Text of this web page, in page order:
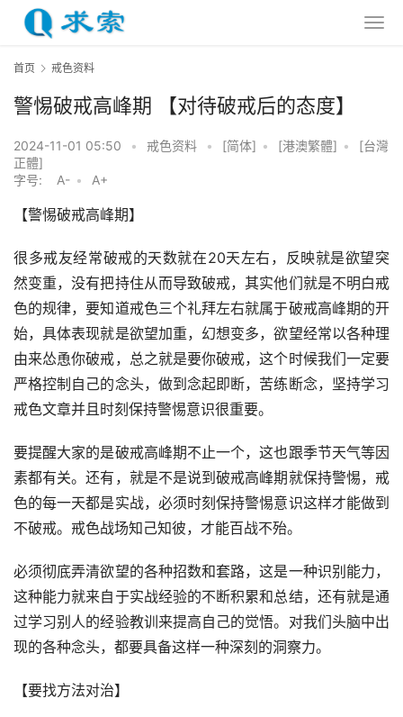
首页 戒色资料
警惕破戒高峰期 【对待破戒后的态度】
2024-11-01 05:50 • 戒色资料 • [简体] • [港澳繁體] •
[台灣
正體]
字号:
A- • A+
【警惕破戒高峰期】
很多戒友经常破戒的天数就在20天左右，反映就是欲望突
然变重，没有把持住从而导致破戒，其实他们就是不明白戒
色的规律，要知道戒色三个礼拜左右就属于破戒高峰期的开
始，具体表现就是欲望加重，幻想变多，欲望经常以各种理
由来怂恿你破戒，总之就是要你破戒，这个时候我们一定要
严格控制自己的念头，做到念起即断，苦练断念，坚持学习
戒色文章并且时刻保持警惕意识很重要。
要提醒大家的是破戒高峰期不止一个，这也跟季节天气等因
素都有关。还有，就是不是说到破戒高峰期就保持警惕，戒
色的每一天都是实战，必须时刻保持警惕意识这样才能做到
不破戒。戒色战场知己知彼，才能百战不殆。
必须彻底弄清欲望的各种招数和套路，这是一种识别能力，
这种能力就来自于实战经验的不断积累和总结，还有就是通
过学习别人的经验教训来提高自己的觉悟。对我们头脑中出
现的各种念头，都要具备这样一种深刻的洞察力。
【要找方法对治】